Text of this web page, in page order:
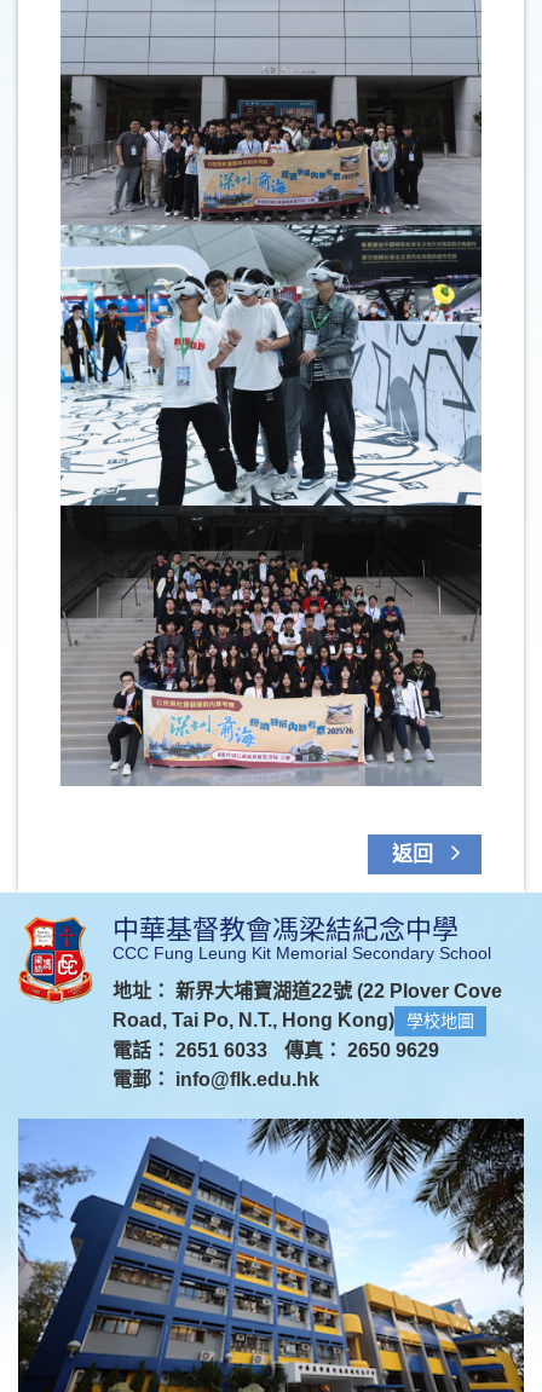
返回
中華基督教會馮梁結紀念中學
CCC Fung Leung Kit Memorial Secondary School
地址： 新界大埔寶湖道22號 (22 Plover Cove
Road, Tai Po, N.T., Hong Kong)
學校地圖
電話： 2651 6033
傳真： 2650 9629
電郵： info@flk.edu.hk